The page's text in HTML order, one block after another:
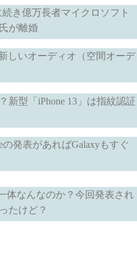
続き億万長者マイクロソフト
が離婚
しいオーディオ（空間オーデ
新型「iPhone 13」は指紋認証
の発表があればGalaxyもすぐ
体なんなのか？今回発表され
たけど？